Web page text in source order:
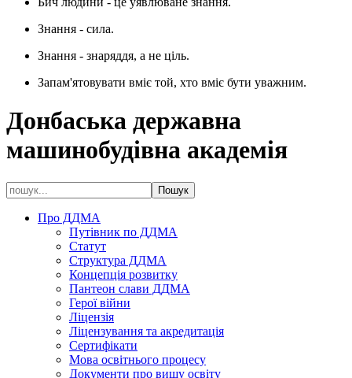
Знання - сила.
Знання - знаряддя, а не ціль.
Запам'ятовувати вміє той, хто вміє бути уважним.
Донбаська державна
машинобудівна академія
Про ДДМА
Путівник по ДДМА
Статут
Структура ДДМА
Концепція розвитку
Пантеон слави ДДМА
Герої війни
Ліцензія
Ліцензування та акредитація
Сертифікати
Мова освітнього процесу
Документи про вищу освіту